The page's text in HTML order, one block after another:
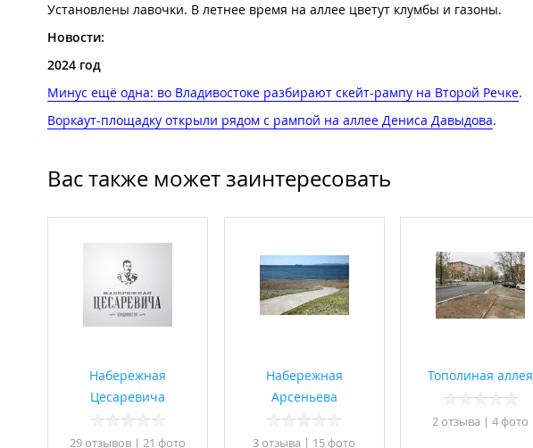
Установлены лавочки. В летнее время на аллее цветут клумбы и газоны.
Новости:
2024 год
Минус ещё одна: во Владивостоке разбирают скейт-рампу на Второй Речке.
Воркаут-площадку открыли рядом с рампой на аллее Дениса Давыдова.
Вас также может заинтересовать
Набережная
Цесаревича
29 отзывов | 21 фото
Набережная
Арсеньева
3 отзывa | 15 фото
Тополиная аллея
2 отзывa | 4 фото